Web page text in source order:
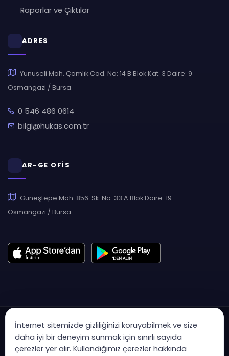
Raporlar ve Çıktılar
ADRES
Yunuseli Mah. Çamlık Cad. No: 14 B Blok Kat: 3 Daire: 9
Osmangazi / Bursa
0 546 486 0614
bilgi@hukas.com.tr
AR-GE OFİS
Güneştepe Mah. 856. Sk. No: 33 A Blok Daire: 19
Osmangazi / Bursa
İnternet sitemizde gizliliğinizi koruyabilmek ve size
daha iyi bir deneyim sunmak için sınırlı sayıda
çerezler yer alır. Kullandığımız çerezler hakkında